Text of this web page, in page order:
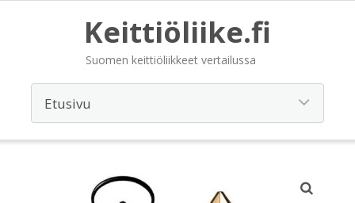
Keittiöliike.fi
Suomen keittiöliikkeet vertailussa